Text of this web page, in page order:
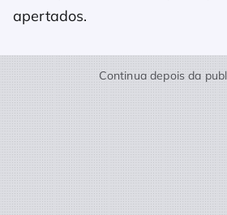
apertados.
Continua depois da